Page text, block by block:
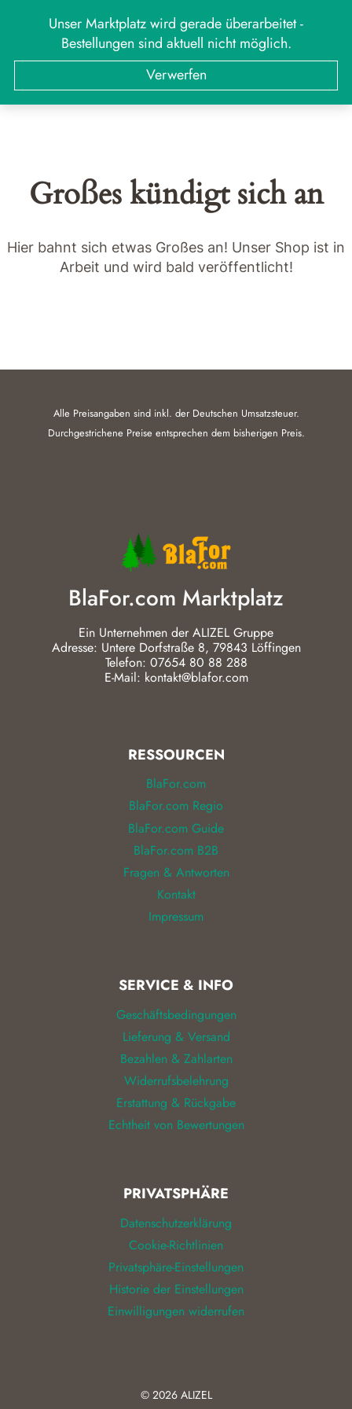
Unser Marktplatz wird gerade überarbeitet -
Bestellungen sind aktuell nicht möglich.
Verwerfen
MARKT
Suchen
Großes kündigt sich an
Hier bahnt sich etwas Großes an! Unser Shop ist in
Arbeit und wird bald veröffentlicht!
Alle Preisangaben sind inkl. der Deutschen Umsatzsteuer.
Durchgestrichene Preise entsprechen dem bisherigen Preis.
BlaFor.com Marktplatz
Ein Unternehmen der ALIZEL Gruppe
Adresse: Untere Dorfstraße 8, 79843 Löffingen
Telefon: 07654 80 88 288
E-Mail: kontakt@blafor.com
RESSOURCEN
BlaFor.com
BlaFor.com Regio
BlaFor.com Guide
BlaFor.com B2B
Fragen & Antworten
Kontakt
Impressum
SERVICE & INFO
Geschäftsbedingungen
Lieferung & Versand
Bezahlen & Zahlarten
Widerrufsbelehrung
Erstattung & Rückgabe
Echtheit von Bewertungen
PRIVATSPHÄRE
Datenschutzerklärung
Cookie-Richtlinien
Privatsphäre-Einstellungen
Historie der Einstellungen
Einwilligungen widerrufen
© 2026 ALIZEL